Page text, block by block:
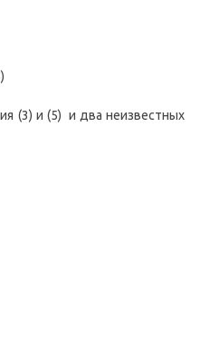
(3) и (5) и два неизвестных